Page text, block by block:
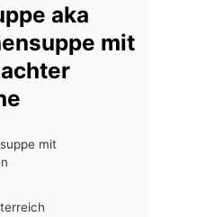
aka
mit
mit